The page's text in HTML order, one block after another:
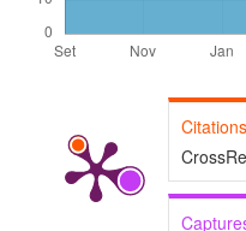
Citations